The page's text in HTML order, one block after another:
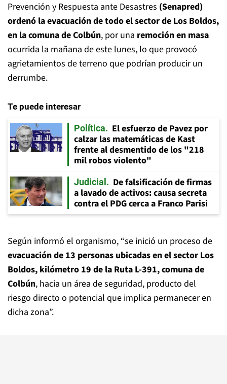
Prevención y Respuesta ante Desastres (Senapred)
ordenó la evacuación de todo el sector de Los Boldos,
en la comuna de Colbún, por una remoción en masa
ocurrida la mañana de este lunes, lo que provocó
agrietamientos de terreno que podrían producir un
derrumbe.
Te puede interesar
Política
El esfuerzo de Pavez por
calzar las matemáticas de Kast
frente al desmentido de los "218
mil robos violento"
Judicial
De falsificación de firmas
a lavado de activos: causa secreta
contra el PDG cerca a Franco Parisi
Según informó el organismo, “se inició un proceso de
evacuación de 13 personas ubicadas en el sector Los
Boldos, kilómetro 19 de la Ruta L-391, comuna de
Colbún, hacia un área de seguridad, producto del
riesgo directo o potencial que implica permanecer en
dicha zona”.